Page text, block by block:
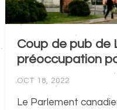
Coup de pub de
préoccupation
OCT 18, 2022
Le Parlement